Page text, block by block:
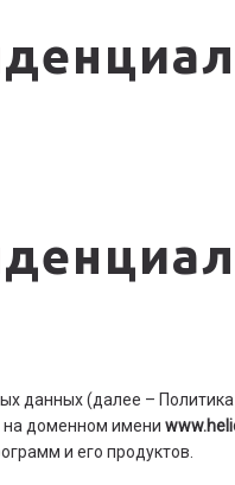
данных (далее –
на доменном имени
и его продуктов.